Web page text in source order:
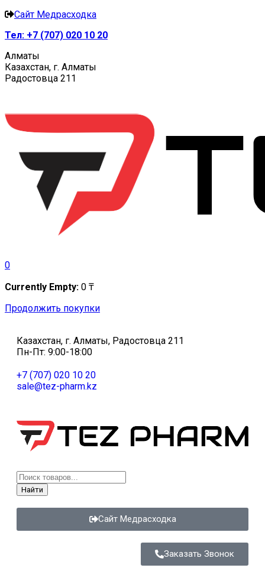
Сайт Медрасходка
Тел: +7 (707) 020 10 20
Алматы
Казахстан, г. Алматы
Радостовца 211
0
Currently Empty: 0 ₸
Продолжить покупки
Казахстан, г. Алматы, Радостовца 211
Пн-Пт: 9:00-18:00
+7 (707) 020 10 20
sale@tez-pharm.kz
Найти
Сайт Медрасходка
Заказать Звонок